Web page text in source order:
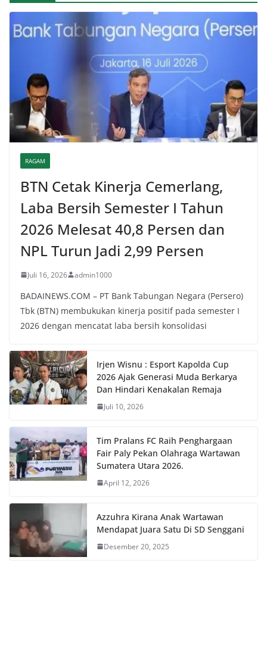
RAGAM
BTN Cetak Kinerja Cemerlang,
Laba Bersih Semester I Tahun
2026 Melesat 40,8 Persen dan
NPL Turun Jadi 2,99 Persen
Juli 16, 2026 admin1000
BADAINEWS.COM – PT Bank Tabungan Negara (Persero)
Tbk (BTN) membukukan kinerja positif pada semester I
2026 dengan mencatat laba bersih konsolidasi
Irjen Wisnu : Esport Kapolda Cup
2026 Ajak Generasi Muda Berkarya
Dan Hindari Kenakalan Remaja
Juli 10, 2026
Tim Pralans FC Raih Penghargaan
Fair Paly Pekan Olahraga Wartawan
Sumatera Utara 2026.
April 12, 2026
Azzuhra Kirana Anak Wartawan
Mendapat Juara Satu Di SD Senggani
Desember 20, 2025